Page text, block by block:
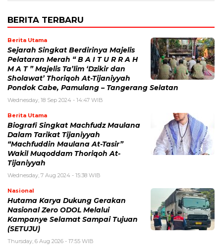
BERITA TERBARU
Berita Utama
Sejarah Singkat Berdirinya Majelis
Pelataran Merah “ B A I T U R R A H
M A T ” Majelis Ta’lim ‘Dzikir dan
Sholawat’ Thoriqoh At-Tijaniyyah
Pondok Cabe, Pamulang – Tangerang Selatan
Wednesday, 18 Sep 2024 - 14:47 WIB
Berita Utama
Biografi Singkat Machfudz Maulana
Dalam Tarikat Tijaniyyah
“Machfuddin Maulana At-Tasir”
Wakil Muqoddam Thoriqoh At-
Tijaniyyah
Wednesday, 7 Aug 2024 - 15:38 WIB
Nasional
Hutama Karya Dukung Gerakan
Nasional Zero ODOL Melalui
Kampanye Selamat Sampai Tujuan
(SETUJU)
Thursday, 6 Aug 2026 - 17:55 WIB